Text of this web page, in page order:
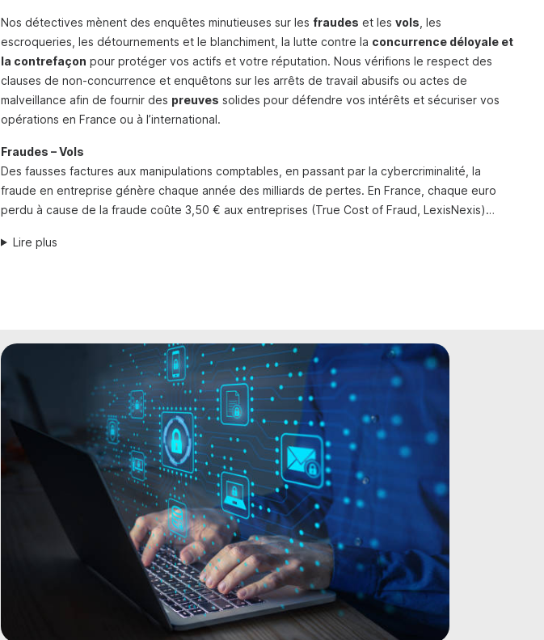
Nos détectives mènent des enquêtes minutieuses sur les fraudes et les vols , les
escroqueries, les détournements et le blanchiment, la lutte contre la concurrence déloyale et
la contrefaçon pour protéger vos actifs et votre réputation. Nous vérifions le respect des
clauses de non-concurrence et enquêtons sur les arrêts de travail abusifs ou actes de
malveillance afin de fournir des preuves solides pour défendre vos intérêts et sécuriser vos
opérations en France ou à l’international.
Fraudes – Vols
Des fausses factures aux manipulations comptables, en passant par la cybercriminalité, la
fraude en entreprise génère chaque année des milliards de pertes. En France, chaque euro
perdu à cause de la fraude coûte 3,50 € aux entreprises (True Cost of Fraud, LexisNexis)…
Lire plus